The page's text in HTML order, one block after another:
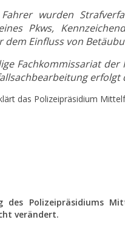
wurden
Pkws,
dem Einfluss von
Fachkommissariat
das Polizeipräsidium
des Polizeipräsidiums
verändert.